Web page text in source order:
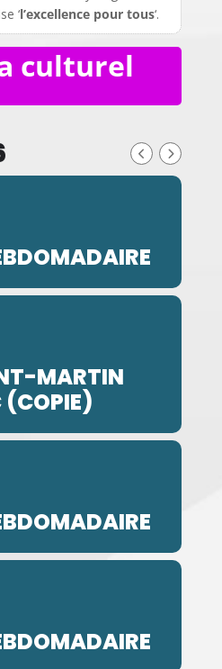
‘l’excellence pour tous‘.
culturel
MARTIN
(COPIE)